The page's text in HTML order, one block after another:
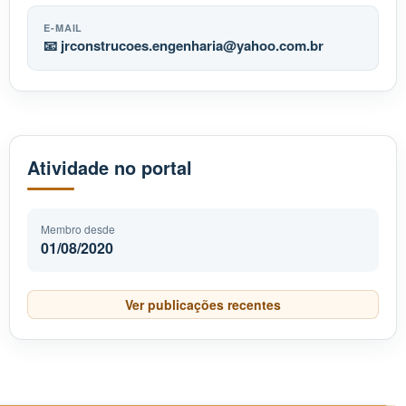
E-MAIL
📧 jrconstrucoes.engenharia yahoo.com.br
Atividade no portal
Membro desde
01/08/2020
Ver publicações recentes